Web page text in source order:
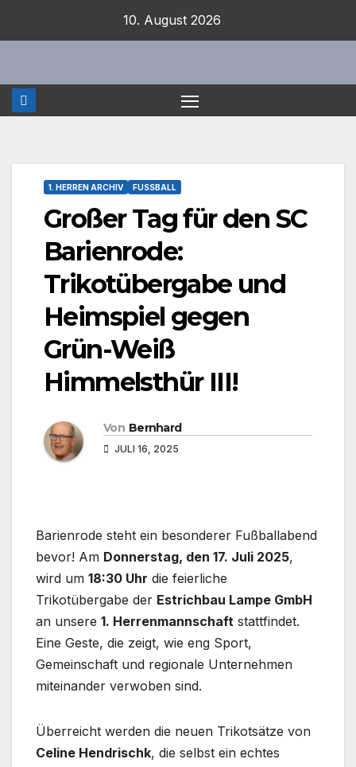
10. August 2026
1. HERREN ARCHIV FUSSBALL
Großer Tag für den SC
Barienrode:
Trikotübergabe und
Heimspiel gegen
Grün-Weiß
Himmelsthür III!
Von Bernhard
JULI 16, 2025
Barienrode steht ein besonderer Fußballabend
bevor! Am Donnerstag, den 17. Juli 2025,
wird um 18:30 Uhr die feierliche
Trikotübergabe der Estrichbau Lampe GmbH
an unsere 1. Herrenmannschaft stattfindet.
Eine Geste, die zeigt, wie eng Sport,
Gemeinschaft und regionale Unternehmen
miteinander verwoben sind.
Überreicht werden die neuen Trikotsätze von
Celine Hendrischk, die selbst ein echtes